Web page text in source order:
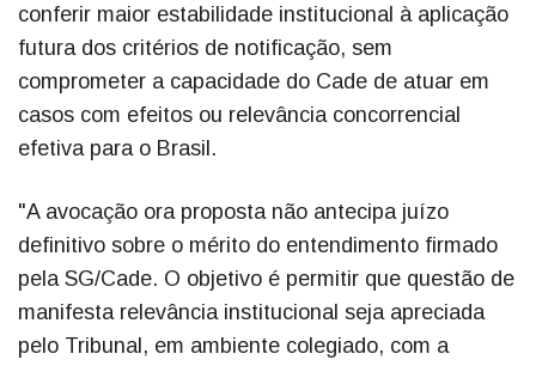
conferir maior estabilidade institucional à aplicação
futura dos critérios de notificação, sem
comprometer a capacidade do Cade de atuar em
casos com efeitos ou relevância concorrencial
efetiva para o Brasil.
"A avocação ora proposta não antecipa juízo
definitivo sobre o mérito do entendimento firmado
pela SG/Cade. O objetivo é permitir que questão de
manifesta relevância institucional seja apreciada
pelo Tribunal, em ambiente colegiado, com a